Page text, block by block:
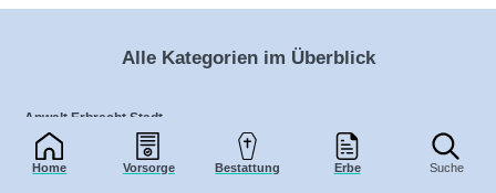
Home Vorsorge Bestattung Erbe Suche
Alle Kategorien im Überblick
Anwalt Erbrecht Stadt
Babybestattung Stadt